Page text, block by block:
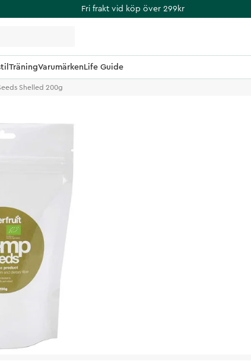
Fri frakt vid köp över 299kr
TräningVarumärkenLife Guide
Shelled 200g